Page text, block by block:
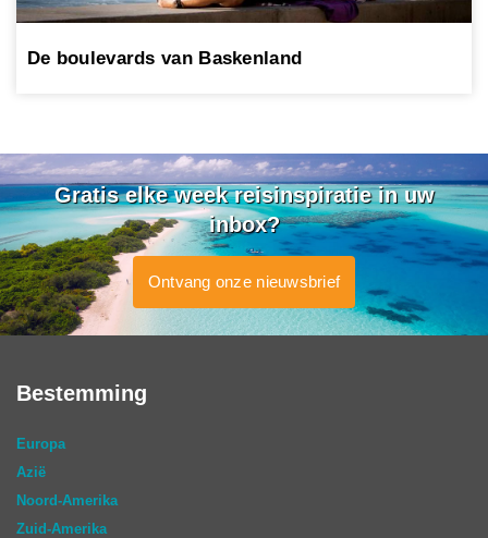
De boulevards van Baskenland
Gratis elke week reisinspiratie in uw
inbox?
Ontvang onze nieuwsbrief
Bestemming
Europa
Azië
Noord-Amerika
Zuid-Amerika